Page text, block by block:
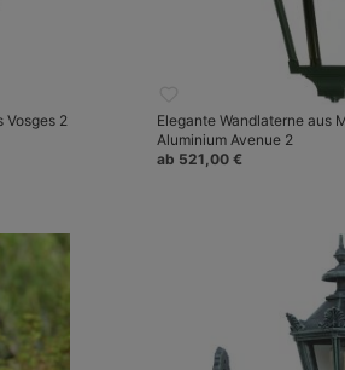
Vosges 2
Elegante Wandlaterne aus
Aluminium Avenue 2
ab 521,00 €